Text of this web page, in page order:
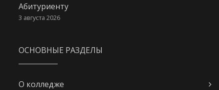
Абитуриенту
3 августа 2026
ОСНОВНЫЕ РАЗДЕЛЫ
О колледже